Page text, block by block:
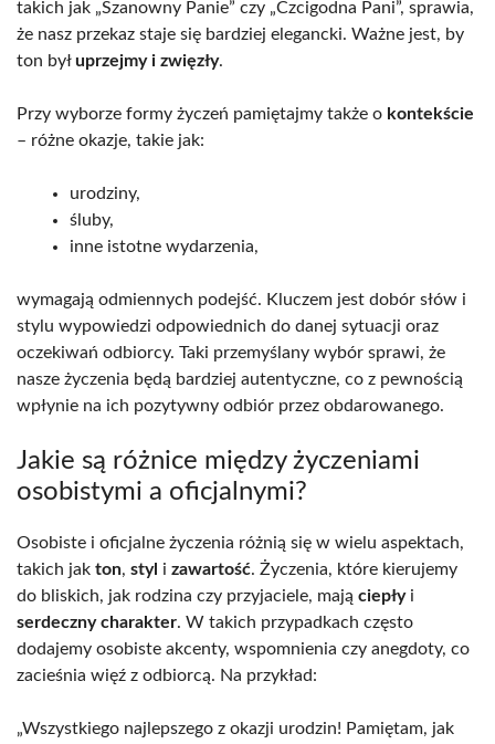
takich jak „Szanowny Panie” czy „Czcigodna Pani”, sprawia,
że nasz przekaz staje się bardziej elegancki. Ważne jest, by
ton byłuprzejmy i zwięzły.
Przy wyborze formy życzeń pamiętajmy także o kontekście
– różne okazje, takie jak:
urodziny,
śluby,
inne istotne wydarzenia,
wymagają odmiennych podejść. Kluczem jest dobór słów i
stylu wypowiedzi odpowiednich do danej sytuacji oraz
oczekiwań odbiorcy. Taki przemyślany wybór sprawi, że
nasze życzenia będą bardziej autentyczne, co z pewnością
wpłynie na ich pozytywny odbiór przez obdarowanego.
Jakie są różnice między życzeniami
osobistymi a oficjalnymi?
Osobiste i oficjalne życzenia różnią się w wielu aspektach,
takich jak ton, styl i zawartość. Życzenia, które kierujemy
do bliskich, jak rodzina czy przyjaciele, mają ciepłyi
serdeczny charakter. W takich przypadkach często
dodajemy osobiste akcenty, wspomnienia czy anegdoty, co
zacieśnia więź z odbiorcą. Na przykład:
„Wszystkiego najlepszego z okazji urodzin! Pamiętam, jak